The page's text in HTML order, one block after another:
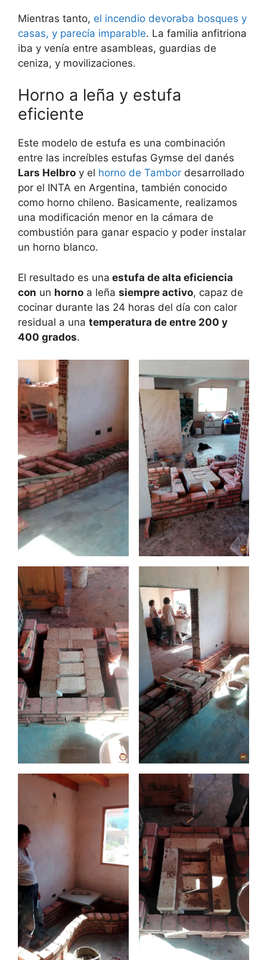
Mientras tanto, el incendio devoraba bosques y
casas, y parecía imparable. La familia anfitriona
iba y venía entre asambleas, guardias de
ceniza, y movilizaciones.
Horno a leña y estufa
eficiente
Este modelo de estufa es una combinación
entre las increíbles estufas Gymse del danés
Lars Helbro y el horno de Tambor desarrollado
por el INTA en Argentina, también conocido
como horno chileno. Basicamente, realizamos
una modificación menor en la cámara de
combustión para ganar espacio y poder instalar
un horno blanco.
El resultado es una estufa de alta eficiencia
con un horno a leña siempre activo, capaz de
cocinar durante las 24 horas del día con calor
residual a una temperatura de entre 200 y
400 grados.